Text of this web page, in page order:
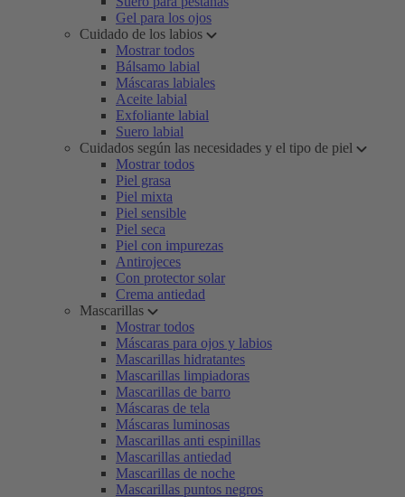
Gel para los ojos
Cuidado de los labios
Mostrar todos
Bálsamo labial
Máscaras labiales
Aceite labial
Exfoliante labial
Suero labial
Cuidados según las necesidades y el tipo de piel
Mostrar todos
Piel grasa
Piel mixta
Piel sensible
Piel seca
Piel con impurezas
Antirojeces
Con protector solar
Crema antiedad
Mascarillas
Mostrar todos
Máscaras para ojos y labios
Mascarillas hidratantes
Mascarillas limpiadoras
Mascarillas de barro
Máscaras de tela
Máscaras luminosas
Mascarillas anti espinillas
Mascarillas antiedad
Mascarillas de noche
Mascarillas puntos negros